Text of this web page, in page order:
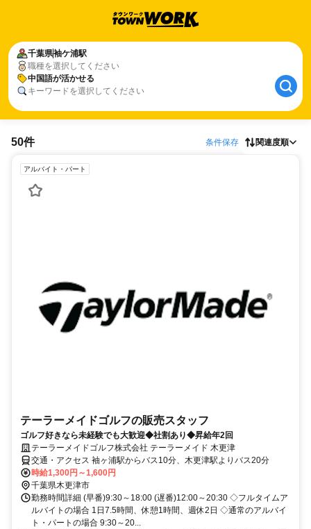
千葉県袖ケ浦駅
職種を選択してください
中国語が活かせる
キーワードを選択してください
50件 条件保存 関連度順
アルバイト・パート
テーラーメイドゴルフの販売スタッフ
ゴルフ好きなら未経験でも大歓迎◆社割あり◆昇給年2回
テーラーメイドゴルフ株式会社 テーラーメイド 木更津
交通・アクセス 袖ヶ浦駅からバス10分、木更津駅よりバス20分
時給1,300円～1,600円
千葉県木更津市
勤務時間詳細 (早番)9:30～18:00 (遅番)12:00～20:30 ◇フルタイムア
ルバイトの場合 1日7.5時間、休憩1時間、週休2日 ◇通常のアルバイ
ト・パートの場合 9:30～20...